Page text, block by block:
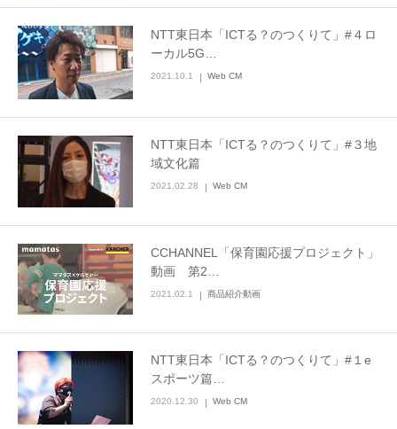
NTT東日本「ICTる？のつくりて」#４ロ
ーカル5G…
2021.10.1 Web CM
NTT東日本「ICTる？のつくりて」#３地
域文化篇
2021.02.28 Web CM
CCHANNEL「保育園応援プロジェクト」
動画 第2…
2021.02.1 商品紹介動画
NTT東日本「ICTる？のつくりて」#１e
スポーツ篇…
2020.12.30 Web CM